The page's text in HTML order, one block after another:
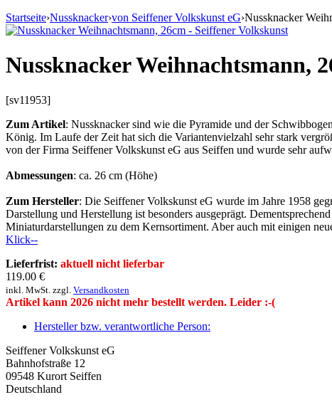
Startseite›Nussknacker›von Seiffener Volkskunst eG›Nussknacker
Nussknacker Weihnachtsmann,
[sv11953]
Zum Artikel: Nussknacker sind wie die Pyramide und der
König. Im Laufe der Zeit hat sich die Variantenvielzahl sehr stark
von der Firma Seiffener Volkskunst eG aus Seiffen und wurde sehr
Abmessungen: ca. 26 cm (Höhe)
Zum Hersteller: Die Seiffener Volkskunst eG wurde im Jahre 1958
Darstellung und Herstellung ist besonders ausgeprägt.
Miniaturdarstellungen zu dem Kernsortiment. Aber auch mit einigen
Klick--
Lieferfrist: aktuell nicht lieferbar
119.00 €
inkl. MwSt. zzgl. Versandkosten
Artikel kann 2026 nicht mehr bestellt werden. Leider :-(
Hersteller bzw. verantwortliche Person:
Seiffener Volkskunst eG
Bahnhofstraße 12
09548 Kurort Seiffen
Deutschland